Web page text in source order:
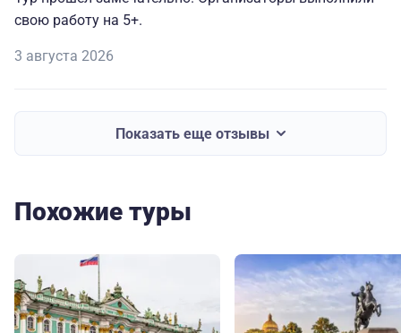
свою работу на 5+.
3 августа 2026
Показать еще отзывы
Похожие туры